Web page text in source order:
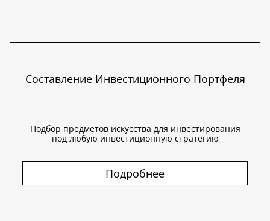
Составление Инвестиционного Портфеля
Подбор предметов искусства для инвестирования
под любую инвестиционную стратегию
Подробнее